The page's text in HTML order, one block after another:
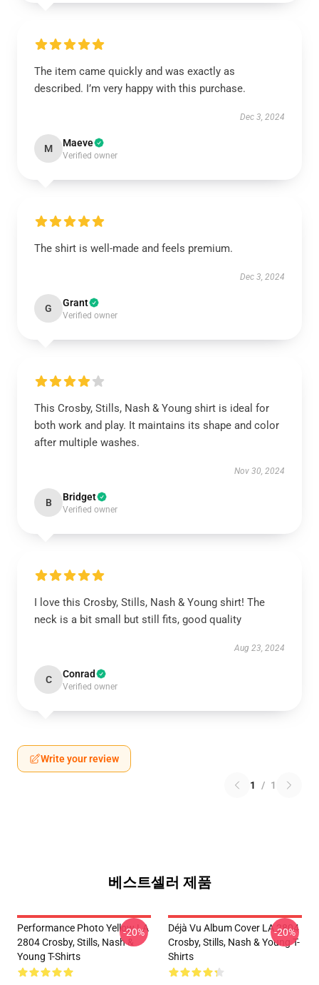
The item came quickly and was exactly as
described. I’m very happy with this purchase.
Dec 3, 2024
M Maeve
Verified owner
The shirt is well-made and feels premium.
Dec 3, 2024
G Grant
Verified owner
This Crosby, Stills, Nash & Young shirt is ideal for
both work and play. It maintains its shape and color
after multiple washes.
Nov 30, 2024
B Bridget
Verified owner
I love this Crosby, Stills, Nash & Young shirt! The
neck is a bit small but still fits, good quality
Aug 23, 2024
C Conrad
Verified owner
Write your review
1 / 1
베스트셀러 제품
Performance Photo Yellow LA
2804 Crosby, Stills, Nash &
Young T-Shirts
-20%
Déjà Vu Album Cover LA 2804
Crosby, Stills, Nash & Young T-
Shirts
-20%